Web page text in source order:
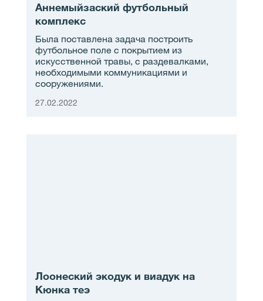
Аннемыйзаский футбольный
комплекс
Была поставлена задача построить
футбольное поле с покрытием из
искусственной травы, с раздевалками,
необходимыми коммуникациями и
сооружениями.
27.02.2022
Лоонеский экодук и виадук на
Кюнка теэ